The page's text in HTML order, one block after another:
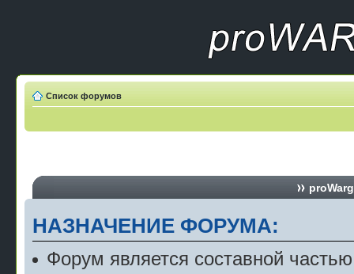
Список форумов
НАЗНАЧЕНИЕ ФОРУМА:
Форум является составной